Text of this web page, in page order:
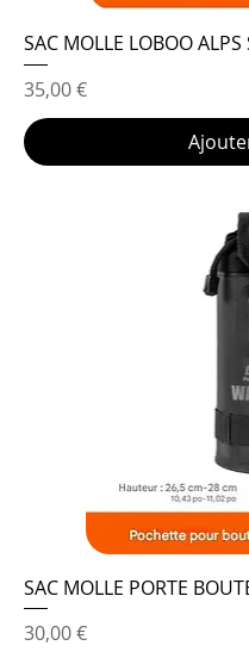
SAC MOLLE LOBOO ALPS
Prix
35,00 €
SAC MOLLE PORTE
Prix
30,00 €